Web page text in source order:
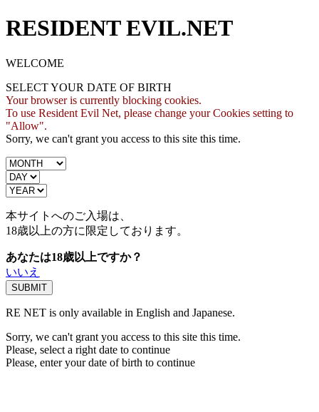
RESIDENT EVIL.NET
WELCOME
SELECT YOUR DATE OF BIRTH
Your browser is currently blocking cookies.
To use Resident Evil Net, please change your Cookies setting to
"Allow".
Sorry, we can't grant you access to this site this time.
本サイトへのご入場は、
18歳以上の方に限定しております。
あなたは18歳以上ですか？
いいえ
RE NET is only available in English and Japanese.
Sorry, we can't grant you access to this site this time.
Please, select a right date to continue
Please, enter your date of birth to continue